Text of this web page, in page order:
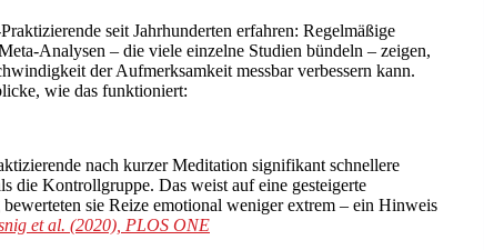
seit Jahrhunderten erfahren: Regelmäßige
Analysen – die viele einzelne Studien bündeln – zeigen,
der Aufmerksamkeit messbar verbessern kann.
wie das funktioniert:
nach kurzer Meditation signifikant schnellere
die Kontrollgruppe. Das weist auf eine gesteigerte
sie Reize emotional weniger extrem – ein Hinweis
et al. (2020), PLOS ONE